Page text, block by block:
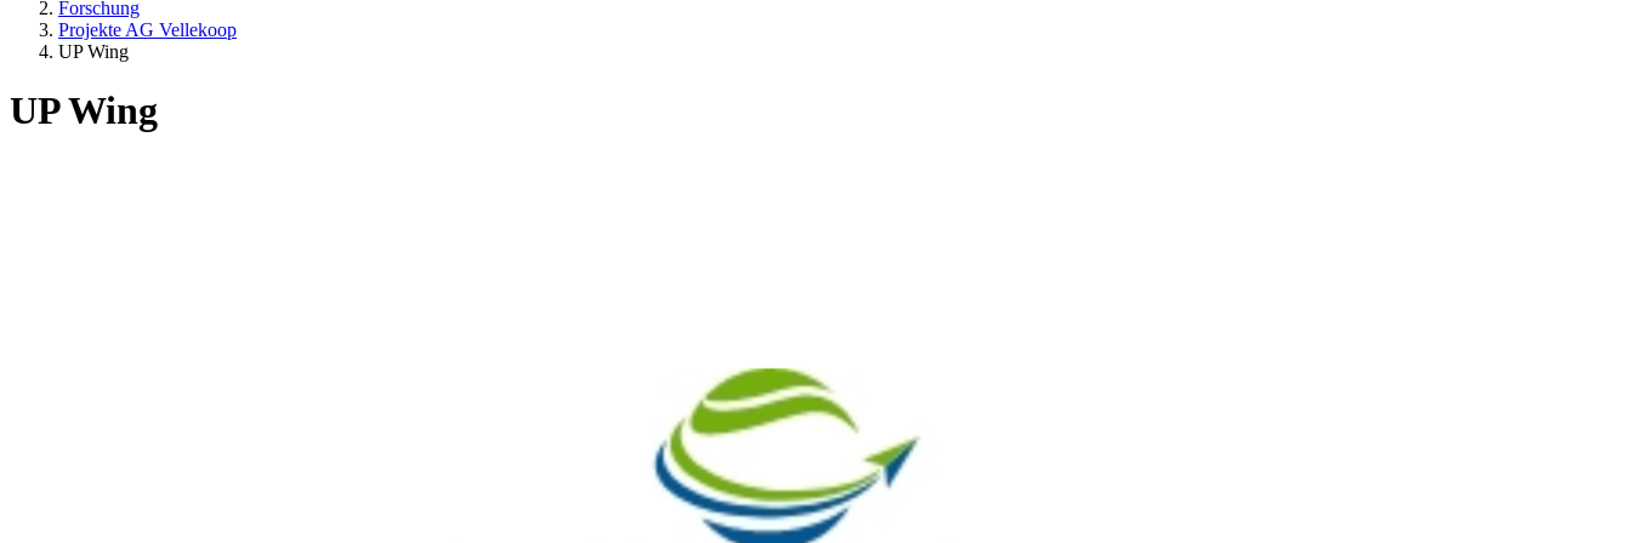
Forschung
Projekte AG Vellekoop
UP Wing
UP Wing